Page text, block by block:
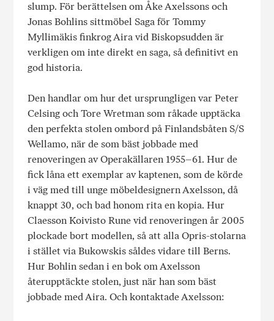
slump. För berättelsen om Åke Axelssons och
Jonas Bohlins sittmöbel Saga för Tommy
Myllimäkis finkrog Aira vid Biskopsudden är
verkligen om inte direkt en saga, så definitivt en
god historia.
Den handlar om hur det ursprungligen var Peter
Celsing och Tore Wretman som råkade upptäcka
den perfekta stolen ombord på Finlandsbåten S/S
Wellamo, när de som bäst jobbade med
renoveringen av Operakällaren 1955–61. Hur de
fick låna ett exemplar av kaptenen, som de körde
i väg med till unge möbeldesignern Axelsson, då
knappt 30, och bad honom rita en kopia. Hur
Claesson Koivisto Rune vid renoveringen år 2005
plockade bort modellen, så att alla Opris-stolarna
i stället via Bukowskis såldes vidare till Berns.
Hur Bohlin sedan i en bok om Axelsson
återupptäckte stolen, just när han som bäst
jobbade med Aira. Och kontaktade Axelsson: